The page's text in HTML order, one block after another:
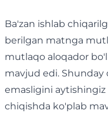
Ba'zan ishlab
berilgan matnga
mutlaqo aloqador
mavjud edi.
emasligini
chiqishda ko'plab